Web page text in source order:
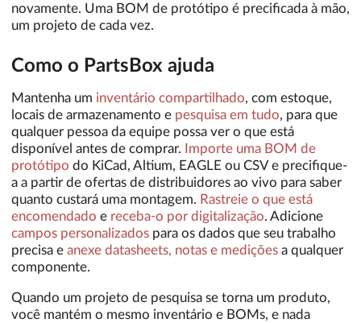
novamente. Uma BOM de protótipo é precificada à mão,
um projeto de cada vez.
Como o PartsBox ajuda
Mantenha um inventário compartilhado, com estoque,
locais de armazenamento e pesquisa em tudo, para que
qualquer pessoa da equipe possa ver o que está
disponível antes de comprar.
Importe uma BOM de
protótipo do KiCad, Altium, EAGLE ou CSV e precifique-
a a partir de ofertas de distribuidores ao vivo para saber
quanto custará uma montagem. Rastreie o que está
encomendado e receba-o por digitalização. Adicione
campos personalizados para os dados que seu trabalho
precisa e anexe datasheets, notas e medições a qualquer
componente.
Quando um projeto de pesquisa se torna um produto,
você mantém o mesmo inventário e BOMs, e nada